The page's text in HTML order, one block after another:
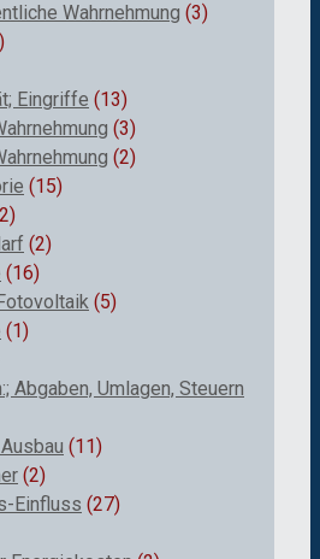
Wahrnehmung (3)
Eingriffe (13)
(3)
(2)
(15)
(2)
(16)
(5)
(1)
Abgaben, Umlagen, Steuern
(11)
(2)
Einfluss (27)